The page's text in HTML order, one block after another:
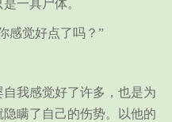
一具尸体。
感觉好点了吗？”
我感觉好了许多，也是为
瞒了自己的伤势。以他的